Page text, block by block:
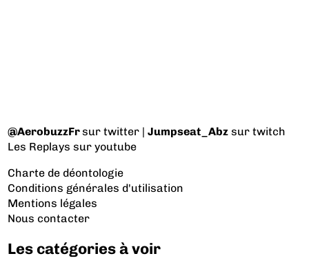
@AerobuzzFrsur twitter |Jumpseat_Abz sur twitch
Les Replays sur youtube
Charte de déontologie
Conditions générales d'utilisation
Mentions légales
Nous contacter
Les catégories à voir